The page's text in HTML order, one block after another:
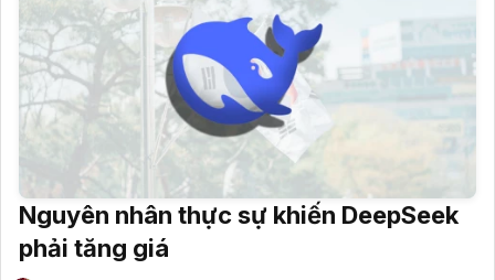
Nguyên nhân thực sự khiến DeepSeek
phải tăng giá